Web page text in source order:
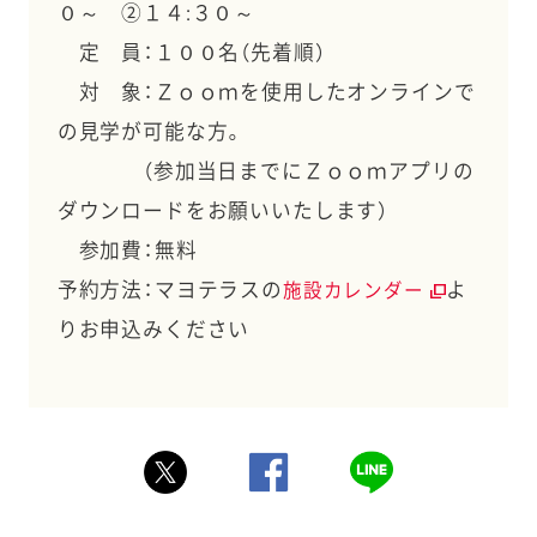
０～ ②１４:３０～
定 員：１００名（先着順）
対 象：Ｚｏｏｍを使用したオンラインで
の見学が可能な方。
（参加当日までにＺｏｏｍアプリの
ダウンロードをお願いいたします）
参加費：無料
予約方法：マヨテラスの施設カレンダー
よ
りお申込みください